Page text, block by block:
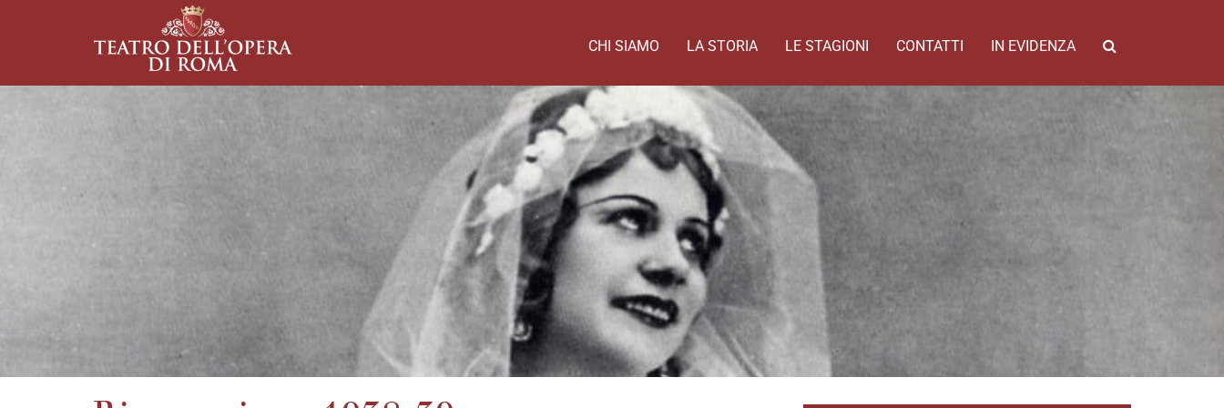
CHI SIAMO LA STORIA LE STAGIONI CONTATTI IN EVIDENZA